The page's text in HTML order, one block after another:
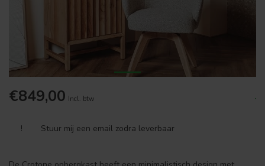
€849,00 Incl. btw .
! Stuur mij een email zodra leverbaar